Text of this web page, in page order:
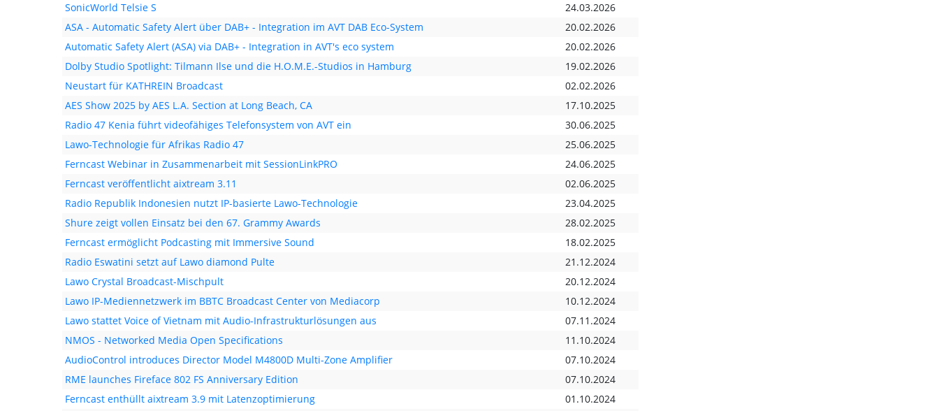
SonicWorld Telsie S
24.03.2026
ASA - Automatic Safety Alert über DAB+ - Integration im AVT DAB Eco-System
20.02.2026
Automatic Safety Alert (ASA) via DAB+ - Integration in AVT's eco system
20.02.2026
Dolby Studio Spotlight: Tilmann Ilse und die H.O.M.E.-Studios in Hamburg
19.02.2026
Neustart für KATHREIN Broadcast
02.02.2026
AES Show 2025 by AES L.A. Section at Long Beach, CA
17.10.2025
Radio 47 Kenia führt videofähiges Telefonsystem von AVT ein
30.06.2025
Lawo-Technologie für Afrikas Radio 47
25.06.2025
Ferncast Webinar in Zusammenarbeit mit SessionLinkPRO
24.06.2025
Ferncast veröffentlicht aixtream 3.11
02.06.2025
Radio Republik Indonesien nutzt IP-basierte Lawo-Technologie
23.04.2025
Shure zeigt vollen Einsatz bei den 67. Grammy Awards
28.02.2025
Ferncast ermöglicht Podcasting mit Immersive Sound
18.02.2025
Radio Eswatini setzt auf Lawo diamond Pulte
21.12.2024
Lawo Crystal Broadcast-Mischpult
20.12.2024
Lawo IP-Mediennetzwerk im BBTC Broadcast Center von Mediacorp
10.12.2024
Lawo stattet Voice of Vietnam mit Audio-Infrastrukturlösungen aus
07.11.2024
NMOS - Networked Media Open Specifications
11.10.2024
AudioControl introduces Director Model M4800D Multi-Zone Amplifier
07.10.2024
RME launches Fireface 802 FS Anniversary Edition
07.10.2024
Ferncast enthüllt aixtream 3.9 mit Latenzoptimierung
01.10.2024